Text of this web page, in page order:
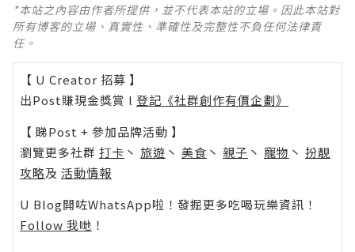
*本站之內容由作者所提供，並不代表本站的立場。因此本站對
所有博客的立場、真實性、準確性及完整性不負任何法律責
任。
【 U Creator 招募 】
出Post賺現金獎賞 l 登記《社群創作有價企劃》
【 睇Post + 參加品牌活動 】
瀏覽更多社群 打卡 丶 旅遊 丶 美食 丶 親子 丶 寵物 丶 扮靚
攻略及 活動情報
U Blog開咗WhatsApp啦！發掘更多吃喝玩樂資訊！
Follow 我哋 ！